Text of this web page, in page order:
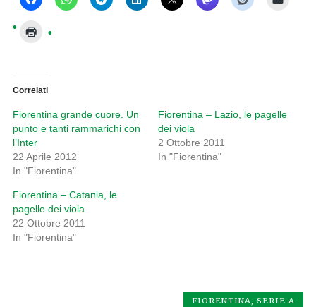
Correlati
Fiorentina grande cuore. Un
punto e tanti rammarichi con
l’Inter
22 Aprile 2012
In "Fiorentina"
Fiorentina – Lazio, le pagelle
dei viola
2 Ottobre 2011
In "Fiorentina"
Fiorentina – Catania, le
pagelle dei viola
22 Ottobre 2011
In "Fiorentina"
FIORENTINA,SERIE A